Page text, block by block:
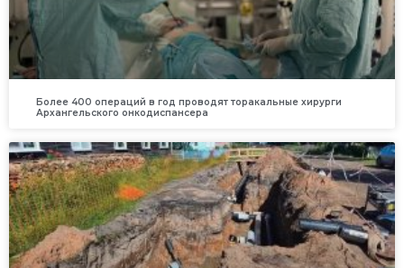
Более 400 операций в год проводят торакальные хирурги
Архангельского онкодиспансера